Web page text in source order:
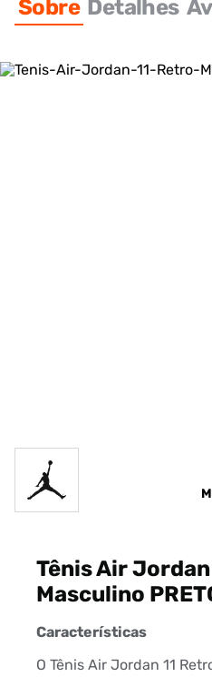
Sobre Detalhes
Tênis Air
Masculino
Características
O Tênis Air Jordan 11